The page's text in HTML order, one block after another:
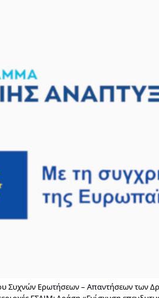
Ερωτήσεων – Απαντήσεων των